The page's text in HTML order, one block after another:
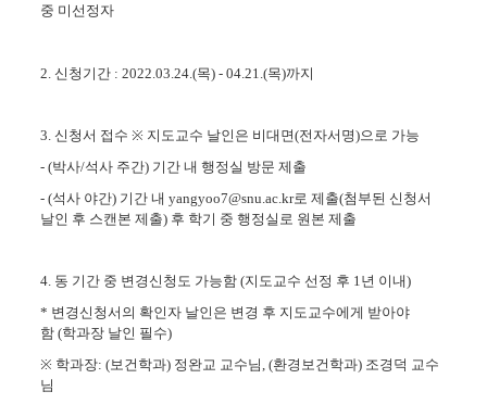
중 미선정자
2. 신청기간 : 2022.03.24.(목) - 04.21.(목)까지
3. 신청서 접수※ 지도교수 날인은 비대면(전자서명)으로 가능
- (박사/석사 주간) 기간 내 행정실 방문 제출
- (석사 야간) 기간 내yangyoo7@snu.ac.kr로 제출(첨부된 신청서
날인 후 스캔본 제출) 후 학기 중 행정실로 원본 제출
4. 동 기간 중 변경신청도 가능함(지도교수 선정 후 1년 이내)
* 변경신청서의 확인자 날인은 변경 후 지도교수에게 받아야
함(학과장 날인 필수)
※ 학과장: (보건학과) 정완교 교수님 , (환경보건학과) 조경덕 교수
님